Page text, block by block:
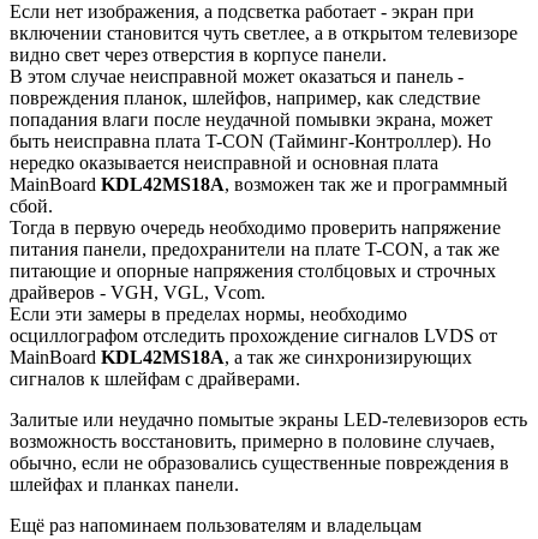
Если нет изображения, а подсветка работает - экран при
включении становится чуть светлее, а в открытом телевизоре
видно свет через отверстия в корпусе панели.
В этом случае неисправной может оказаться и панель -
повреждения планок, шлейфов, например, как следствие
попадания влаги после неудачной помывки экрана, может
быть неисправна плата T-CON (Тайминг-Контроллер). Но
нередко оказывается неисправной и основная плата
MainBoard KDL42MS18A, возможен так же и программный
сбой.
Тогда в первую очередь необходимо проверить напряжение
питания панели, предохранители на плате T-CON, а так же
питающие и опорные напряжения столбцовых и строчных
драйверов - VGH, VGL, Vcom.
Если эти замеры в пределах нормы, необходимо
осциллографом отследить прохождение сигналов LVDS от
MainBoard KDL42MS18A, а так же синхронизирующих
сигналов к шлейфам с драйверами.
Залитые или неудачно помытые экраны LED-телевизоров есть
возможность восстановить, примерно в половине случаев,
обычно, если не образовались существенные повреждения в
шлейфах и планках панели.
Ещё раз напоминаем пользователям и владельцам